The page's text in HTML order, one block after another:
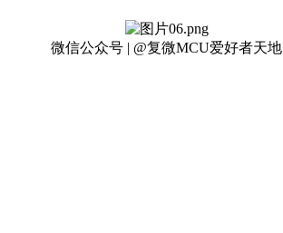
微信公众号 | @复微MCU爱好者天地